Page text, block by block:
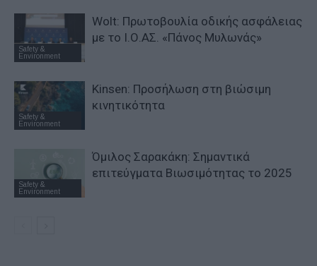
Safety &
Environment
Wolt: Πρωτοβουλία οδικής ασφάλειας
με το Ι.Ο.ΑΣ. «Πάνος Μυλωνάς»
Safety &
Environment
Kinsen: Προσήλωση στη βιώσιμη
κινητικότητα
Safety &
Environment
Όμιλος Σαρακάκη: Σημαντικά
επιτεύγματα Βιωσιμότητας το 2025